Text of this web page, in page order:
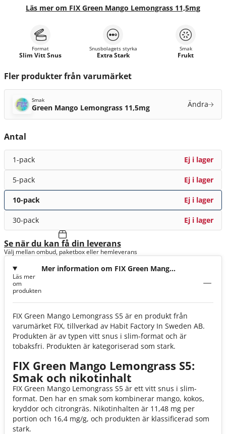
Läs mer om FIX Green Mango Lemongrass 11,5mg
Format
Slim Vitt Snus
Snusbolagets styrka
Extra Stark
Smak
Frukt
Fler produkter från varumärket
Smak
Green Mango Lemongrass 11,5mg Ändra
Antal
1-pack Ej i lager
5-pack Ej i lager
10-pack Ej i lager
30-pack Ej i lager
Se när du kan få din leverans
Välj mellan ombud, paketbox eller hemleverans
Mer information om FIX Green Mango
Läs mer
om
produkten
FIX Green Mango Lemongrass S5 är en produkt från
varumärket FIX, tillverkad av Habit Factory In Sweden AB.
Produkten är av typen vitt snus i slim-format och är
tobaksfri. Produkten är kategoriserad som stark.
FIX Green Mango Lemongrass S5:
Smak och nikotinhalt
FIX Green Mango Lemongrass S5 är ett vitt snus i slim-
format. Den har en smak som kombinerar mango, kokos,
kryddor och citrongräs. Nikotinhalten är 11,48 mg per
portion och 16,4 mg/g, och produkten är klassificerad som
stark.